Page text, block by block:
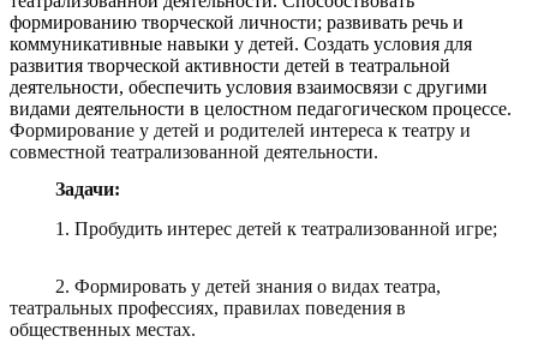
формированию творческой личности; развивать речь и
коммуникативные навыки у детей. Создать условия для
развития творческой активности детей в театральной
деятельности, обеспечить условия взаимосвязи с другими
видами деятельности в целостном педагогическом процессе.
Формирование у детей и родителей интереса к театру и
совместной театрализованной деятельности.
Задачи:
1. Пробудить интерес детей к театрализованной игре;
2. Формировать у детей знания о видах театра,
театральных профессиях, правилах поведения в
общественных местах.